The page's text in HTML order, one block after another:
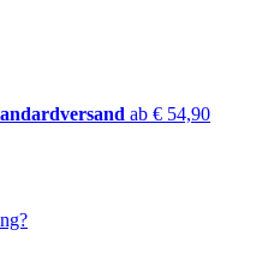
ab € 54,90